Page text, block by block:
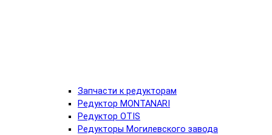
Запчасти к редукторам
Редуктор MONTANARI
Редуктор OTIS
Редукторы Могилевского завода